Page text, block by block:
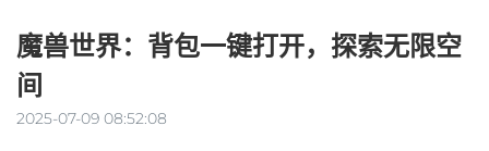
魔兽世界：背包一键打开，探索无限空
间
2025-07-09 08:52:08